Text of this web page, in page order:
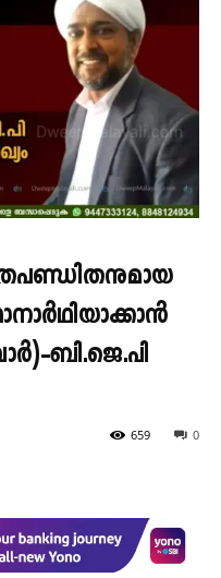
ബി.ജെ.പി
0
659